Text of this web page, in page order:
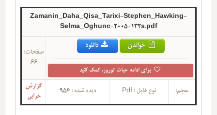
Zamanin_Daha_Qisa_Tarixi-Stephen_Hawking-
Selma_Oghunc-2005-132s.pdf
خواندن دانلود
برای ادامه حیات توروز، کمک کنید
صفحات:
66
حجم: نوع فایل :Pdf دیده شده :956
گزارش
خرابی